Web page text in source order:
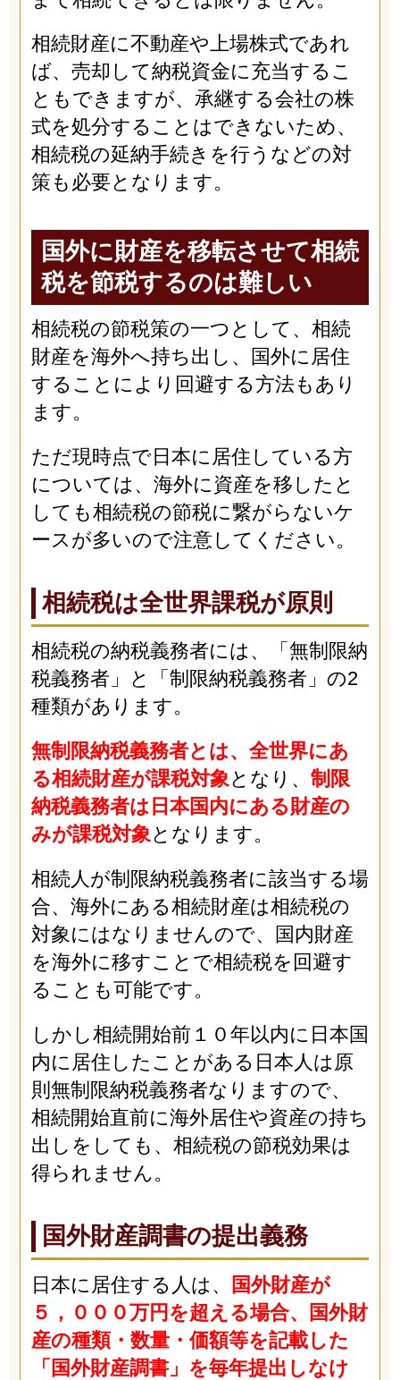
相続財産に不動産や上場株式であれ
ば、売却して納税資金に充当するこ
ともできますが、承継する会社の株
式を処分することはできないため、
相続税の延納手続きを行うなどの対
策も必要となります。
国外に財産を移転させて相続
税を節税するのは難しい
相続税の節税策の一つとして、相続
財産を海外へ持ち出し、国外に居住
することにより回避する方法もあり
ます。
ただ現時点で日本に居住している方
については、海外に資産を移したと
しても相続税の節税に繋がらないケ
ースが多いので注意してください。
相続税は全世界課税が原則
相続税の納税義務者には、「無制限納
税義務者」と「制限納税義務者」の2
種類があります。
無制限納税義務者とは、全世界にあ
る相続財産が課税対象となり、 制限
納税義務者は日本国内にある財産の
みが課税対象となります。
相続人が制限納税義務者に該当する場
合、海外にある相続財産は相続税の
対象にはなりませんので、国内財産
を海外に移すことで相続税を回避す
ることも可能です。
しかし相続開始前１０年以内に日本国
内に居住したことがある日本人は原
則無制限納税義務者なりますので、
相続開始直前に海外居住や資産の持ち
出しをしても、相続税の節税効果は
得られません。
国外財産調書の提出義務
日本に居住する人は、
国外財産が
５，０００万円を超える場合、国外財
産の種類・数量・価額等を記載した
「国外財産調書」を毎年提出しなけ